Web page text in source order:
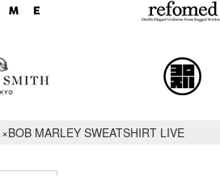
MARLEY SWEATSHIRT LIVE